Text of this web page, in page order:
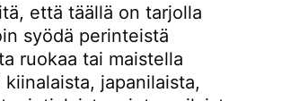
että täällä on tarjolla
syödä perinteistä
ruokaa tai maistella
japanilaista,